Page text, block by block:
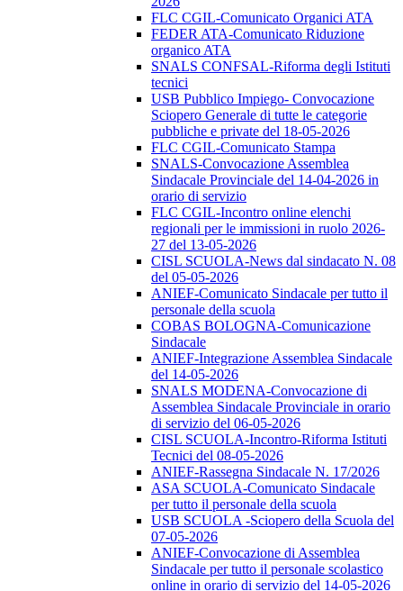
FLC CGIL-Comunicato Organici ATA
FEDER ATA-Comunicato Riduzione
organico ATA
SNALS CONFSAL-Riforma degli Istituti
tecnici
USB Pubblico Impiego- Convocazione
Sciopero Generale di tutte le categorie
pubbliche e private del 18-05-2026
FLC CGIL-Comunicato Stampa
SNALS-Convocazione Assemblea
Sindacale Provinciale del 14-04-2026 in
orario di servizio
FLC CGIL-Incontro online elenchi
regionali per le immissioni in ruolo 2026-
27 del 13-05-2026
CISL SCUOLA-News dal sindacato N. 08
del 05-05-2026
ANIEF-Comunicato Sindacale per tutto il
personale della scuola
COBAS BOLOGNA-Comunicazione
Sindacale
ANIEF-Integrazione Assemblea Sindacale
del 14-05-2026
SNALS MODENA-Convocazione di
Assemblea Sindacale Provinciale in orario
di servizio del 06-05-2026
CISL SCUOLA-Incontro-Riforma Istituti
Tecnici del 08-05-2026
ANIEF-Rassegna Sindacale N. 17/2026
ASA SCUOLA-Comunicato Sindacale
per tutto il personale della scuola
USB SCUOLA -Sciopero della Scuola del
07-05-2026
ANIEF-Convocazione di Assemblea
Sindacale per tutto il personale scolastico
online in orario di servizio del 14-05-2026